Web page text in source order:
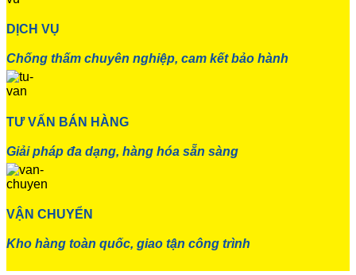
DỊCH VỤ
Chống thấm chuyên nghiệp, cam kết bảo hành
TƯ VẤN BÁN HÀNG
Giải pháp đa dạng, hàng hóa sẵn sàng
VẬN CHUYỂN
Kho hàng toàn quốc, giao tận công trình